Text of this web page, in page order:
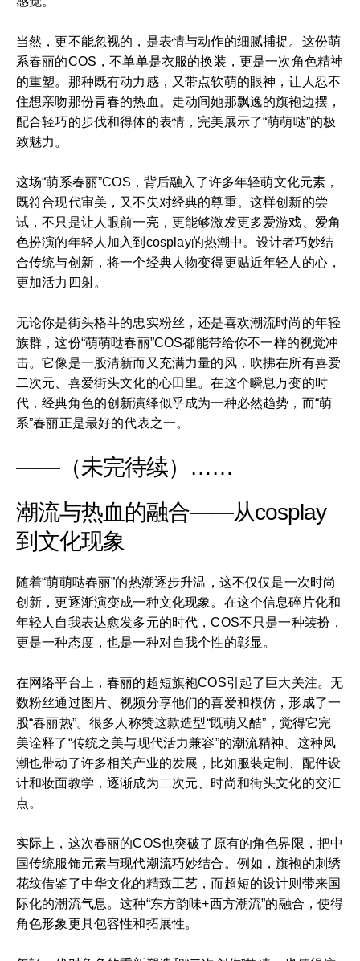
当然，更不能忽视的，是表情与动作的细腻捕捉。这份萌
系春丽的COS，不单单是衣服的换装，更是一次角色精神
的重塑。那种既有动力感，又带点软萌的眼神，让人忍不
住想亲吻那份青春的热血。走动间她那飘逸的旗袍边摆，
配合轻巧的步伐和得体的表情，完美展示了“萌萌哒”的极
致魅力。
这场“萌系春丽”COS，背后融入了许多年轻萌文化元素，
既符合现代审美，又不失对经典的尊重。这样创新的尝
试，不只是让人眼前一亮，更能够激发更多爱游戏、爱角
色扮演的年轻人加入到cosplay的热潮中。设计者巧妙结
合传统与创新，将一个经典人物变得更贴近年轻人的心，
更加活力四射。
无论你是街头格斗的忠实粉丝，还是喜欢潮流时尚的年轻
族群，这份“萌萌哒春丽”COS都能带给你不一样的视觉冲
击。它像是一股清新而又充满力量的风，吹拂在所有喜爱
二次元、喜爱街头文化的心田里。在这个瞬息万变的时
代，经典角色的创新演绎似乎成为一种必然趋势，而“萌
系”春丽正是最好的代表之一。
——（未完待续）……
潮流与热血的融合——从cosplay
到文化现象
随着“萌萌哒春丽”的热潮逐步升温，这不仅仅是一次时尚
创新，更逐渐演变成一种文化现象。在这个信息碎片化和
年轻人自我表达愈发多元的时代，COS不只是一种装扮，
更是一种态度，也是一种对自我个性的彰显。
在网络平台上，春丽的超短旗袍COS引起了巨大关注。无
数粉丝通过图片、视频分享他们的喜爱和模仿，形成了一
股“春丽热”。很多人称赞这款造型“既萌又酷”，觉得它完
美诠释了“传统之美与现代活力兼容”的潮流精神。这种风
潮也带动了许多相关产业的发展，比如服装定制、配件设
计和妆面教学，逐渐成为二次元、时尚和街头文化的交汇
点。
实际上，这次春丽的COS也突破了原有的角色界限，把中
国传统服饰元素与现代潮流巧妙结合。例如，旗袍的刺绣
花纹借鉴了中华文化的精致工艺，而超短的设计则带来国
际化的潮流气息。这种“东方韵味+西方潮流”的融合，使得
角色形象更具包容性和拓展性。